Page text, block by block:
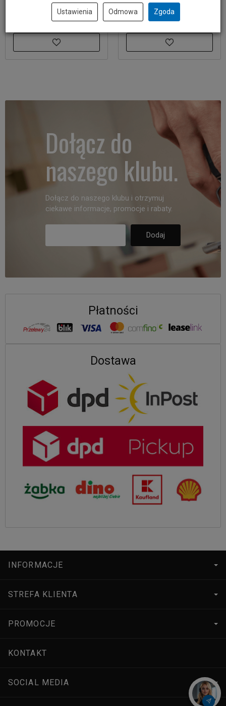
Do koszyka Do koszyka
Dołącz do
naszego klubu.
Dołącz do naszego klubu i otrzymuj
ciekawe informacje, promocje i rabaty.
Płatności
Dostawa
INFORMACJE
STREFA KLIENTA
PROMOCJE
KONTAKT
SOCIAL MEDIA
Ustawienia Odmowa Zgoda